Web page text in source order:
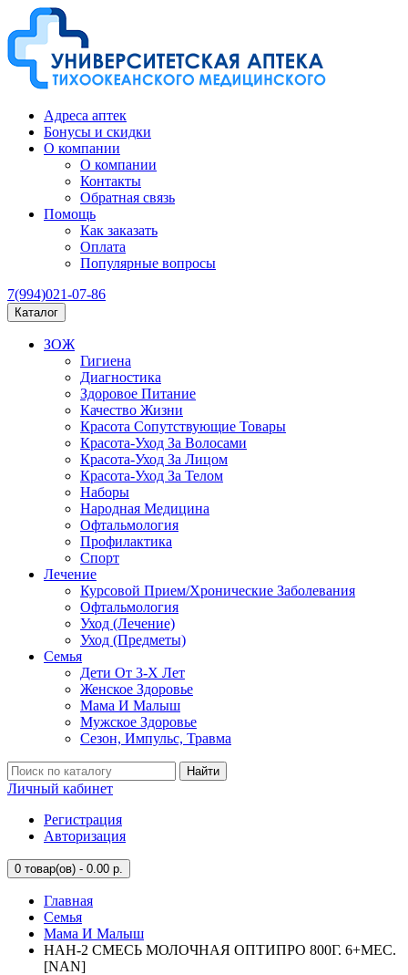
Адреса аптек
Бонусы и скидки
О компании
О компании
Контакты
Обратная связь
Помощь
Как заказать
Оплата
Популярные вопросы
7(994)021-07-86
Каталог
ЗОЖ
Гигиена
Диагностика
Здоровое Питание
Качество Жизни
Красота Сопутствующие Товары
Красота-Уход За Волосами
Красота-Уход За Лицом
Красота-Уход За Телом
Наборы
Народная Медицина
Офтальмология
Профилактика
Спорт
Лечение
Курсовой Прием/Хронические Заболевания
Офтальмология
Уход (Лечение)
Уход (Предметы)
Семья
Дети От 3-Х Лет
Женское Здоровье
Мама И Малыш
Мужское Здоровье
Сезон, Импульс, Травма
Найти
Личный кабинет
Регистрация
Авторизация
0 товар(ов) - 0.00 р.
Главная
Семья
Мама И Малыш
НАН-2 СМЕСЬ МОЛОЧНАЯ ОПТИПРО 800Г. 6+МЕС.
[NAN]